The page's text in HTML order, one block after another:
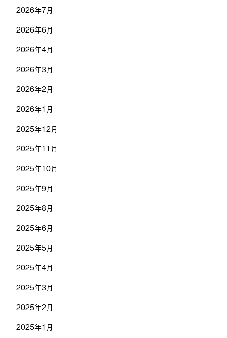
2026年7月
2026年6月
2026年4月
2026年3月
2026年2月
2026年1月
2025年12月
2025年11月
2025年10月
2025年9月
2025年8月
2025年6月
2025年5月
2025年4月
2025年3月
2025年2月
2025年1月